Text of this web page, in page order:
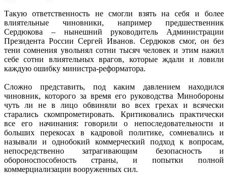
Такую ответственность не смогли взять на себя и более
влиятельные чиновники, например предшественник
Сердюкова – нынешний руководитель Администрации
Президента России Сергей Иванов. Сердюков смог, он без
тени сомнения увольнял сотни тысяч человек и этим нажил
себе сотни влиятельных врагов, которые ждали и ловили
каждую ошибку министра-реформатора.
Сложно представить, под каким давлением находился
чиновник, которого за время его руководства Минобороны
чуть ли не в лицо обвиняли во всех грехах и всячески
старались скомпрометировать. Критиковались практически
все его начинания: говорили о непоследовательности и
больших перекосах в кадровой политике, сомневались и
называли и однобокий коммерческий подход к вопросам,
непосредственно затрагивающим безопасность и
обороноспособность страны, и попытки полной
коммерциализации вооруженных сил.